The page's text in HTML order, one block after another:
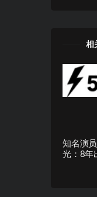
相
知名演
光：8年